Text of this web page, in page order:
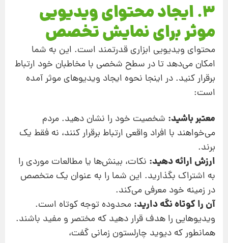
3. ایجاد محتوای ویدیویی
موثر برای نمایش تخصص
محتوای ویدیویی ابزاری قدرتمند است. این به شما
امکان می‌دهد تا در سطح شخصی با مخاطبان خود ارتباط
برقرار کنید. در اینجا نحوه ایجاد ویدیوهای موثر آمده
است:
معتبر باشید: شخصیت خود را نشان دهید. مردم
می‌خواهند با افراد واقعی ارتباط برقرار کنند، نه فقط یک
برند.
ارزش ارائه دهید: نکات، بینش‌ها یا مطالعات موردی را
به اشتراک بگذارید. این شما را به عنوان یک متخصص
در زمینه خود معرفی می‌کند.
آن را کوتاه نگه دارید: محدوده توجه کوتاه است.
ویدیوهایی را هدف قرار دهید که مختصر و مفید باشند.
همانطور که دیوید چارلستون زمانی گفت،